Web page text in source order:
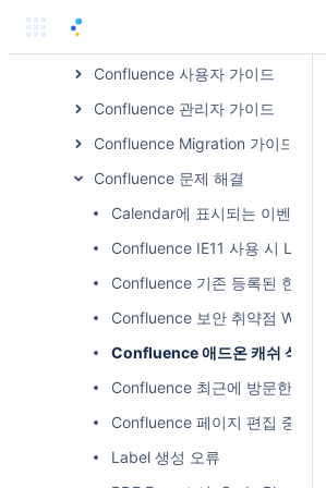
Confluence 사용자 가이드
Confluence 관리자 가이드
Confluence Migration 가이드
Confluence 문제 해결
Calendar에 표시되는 이벤트 개
Confluence IE11 사용 시
Confluence 기존 등록된 한글
Confluence 보안 취약점
Confluence 애드온 캐쉬 삭제
Confluence 최근에 방문한 페
Confluence 페이지 편집 중 화
Label 생성 오류